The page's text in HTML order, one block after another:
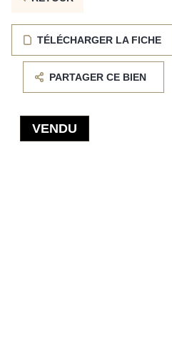
TÉLÉCHARGER LA FICHE
PARTAGER CE BIEN
VENDU